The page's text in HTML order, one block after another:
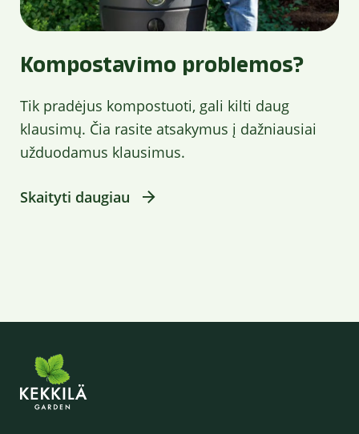
Kompostavimo problemos?
Tik pradėjus kompostuoti, gali kilti daug
klausimų. Čia rasite atsakymus į dažniausiai
užduodamus klausimus.
Skaityti daugiau